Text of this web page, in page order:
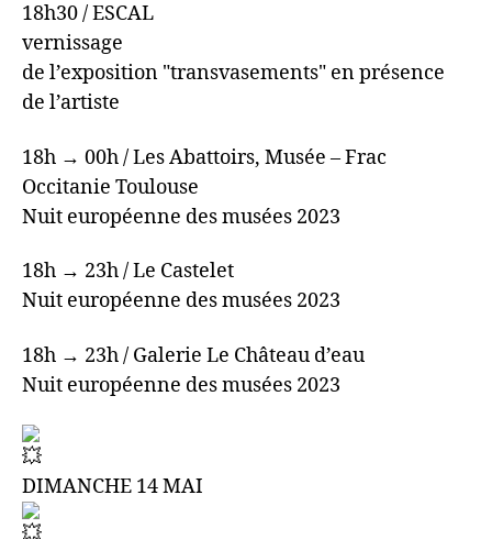
18h30 / ESCAL
vernissage
de l’exposition "transvasements" en présence
de l’artiste
18h → 00h / Les Abattoirs, Musée – Frac
Occitanie Toulouse
Nuit européenne des musées 2023
18h → 23h / Le Castelet
Nuit européenne des musées 2023
18h → 23h / Galerie Le Château d’eau
Nuit européenne des musées 2023
DIMANCHE 14 MAI